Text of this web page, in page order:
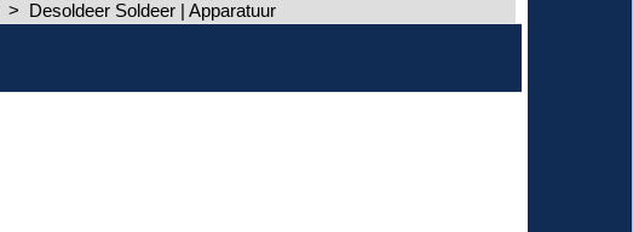
> Desoldeer Soldeer | Apparatuur